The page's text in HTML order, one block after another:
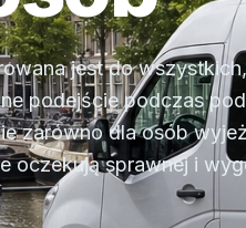
jest do
podejście podczas
zarówno dla osób
oczekują sprawnej i